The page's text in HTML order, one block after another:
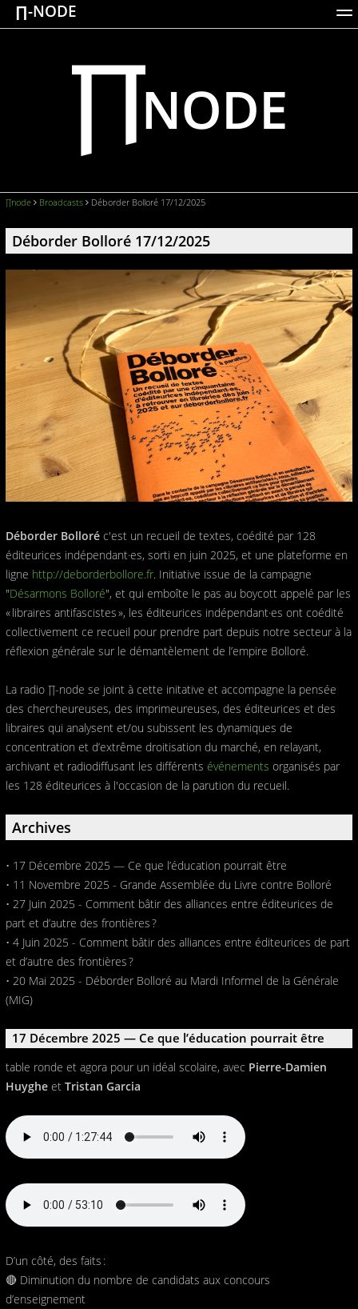
∏-NODE
ACTIONS WORKS DOCUMENTATION
BROADCASTS
∏node Broadcasts Déborder Bolloré 17/12/2025
Déborder Bolloré 17/12/2025
Déborder Bolloré c'est un recueil de textes, coédité par 128
éditeurices indépendant·es, sorti en juin 2025, et une plateforme en
ligne http://deborderbollore.fr. Initiative issue de la campagne
"Désarmons Bolloré", et qui emboîte le pas au boycott appelé par les
« libraires antifascistes », les éditeurices indépendant·es ont coédité
collectivement ce recueil pour prendre part depuis notre secteur à la
réflexion générale sur le démantèlement de l’empire Bolloré.
La radio ∏-node se joint à cette initative et accompagne la pensée
des chercheureuses, des imprimeureuses, des éditeurices et des
libraires qui analysent et/ou subissent les dynamiques de
concentration et d’extrême droitisation du marché, en relayant,
archivant et radiodiffusant les différents événements organisés par
les 128 éditeurices à l'occasion de la parution du recueil.
Archives
• 17 Décembre 2025 — Ce que l’éducation pourrait être
• 11 Novembre 2025 - Grande Assemblée du Livre contre Bolloré
• 27 Juin 2025 - Comment bâtir des alliances entre éditeurices de
part et d’autre des frontières ?
• 4 Juin 2025 - Comment bâtir des alliances entre éditeurices de part
et d’autre des frontières ?
• 20 Mai 2025 - Déborder Bolloré au Mardi Informel de la Générale
(MIG)
17 Décembre 2025 — Ce que l’éducation pourrait être
table ronde et agora pour un idéal scolaire, avec Pierre-Damien
Huyghe et Tristan Garcia
D’un côté, des faits :
🔴 Diminution du nombre de candidats aux concours
d’enseignement